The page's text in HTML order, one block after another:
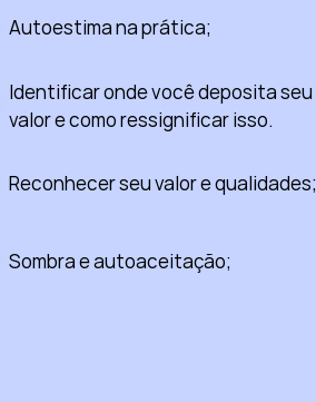
Autoestima na prática;
Identificar onde você deposita seu
valor e como ressignificar isso.
Reconhecer seu valor e qualidades;
Sombra e autoaceitação;